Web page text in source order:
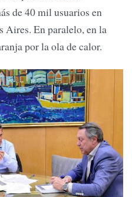
de 40 mil usuarios en
Aires. En paralelo, en la
por la ola de calor.